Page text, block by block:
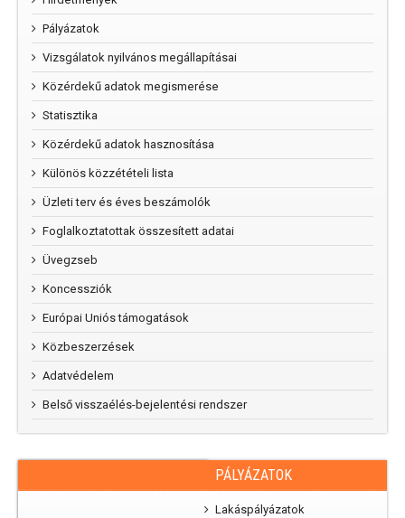
Pályázatok
Vizsgálatok nyilvános megállapításai
Közérdekű adatok megismerése
Statisztika
Közérdekű adatok hasznosítása
Különös közzétételi lista
Üzleti terv és éves beszámolók
Foglalkoztatottak összesített adatai
Üvegzseb
Koncessziók
Európai Uniós támogatások
Közbeszerzések
Adatvédelem
Belső visszaélés-bejelentési rendszer
PÁLYÁZATOK
Lakáspályázatok